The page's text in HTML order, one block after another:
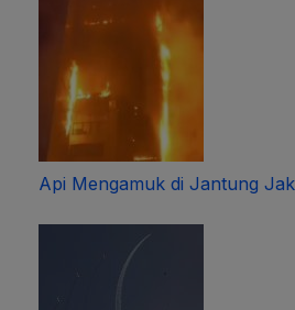
Api Mengamuk di Jantung